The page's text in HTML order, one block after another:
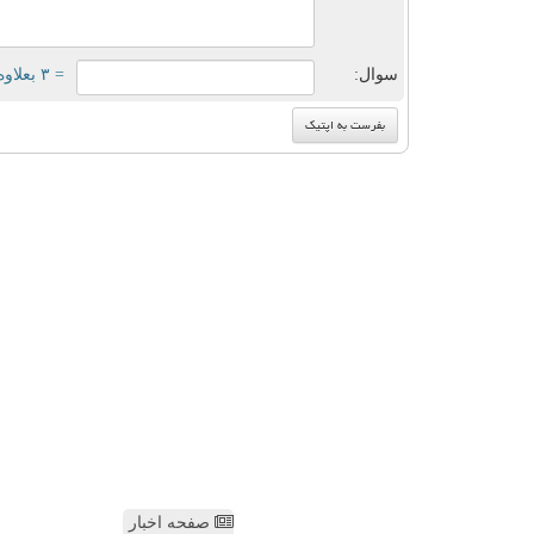
سوال: = ۳ بعلاوه ۴
صفحه اخبار